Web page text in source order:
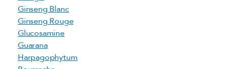
Ginseng Blanc
Ginseng Rouge
Glucosamine
Guarana
Harpagophytum